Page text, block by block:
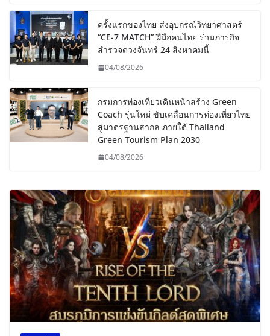
ครั้งแรกของไทย ส่งอุปกรณ์วิทยาศาสตร์
“CE-7 MATCH” ฝีมือคนไทย ร่วมภารกิจ
สำรวจดวงจันทร์ 24 สิงหาคมนี้
04/08/2026
กรมการท่องเที่ยวเดินหน้าสร้าง Green
Coach รุ่นใหม่ ขับเคลื่อนการท่องเที่ยวไทย
สู่มาตรฐานสากล ภายใต้ Thailand
Green Tourism Plan 2030
04/08/2026